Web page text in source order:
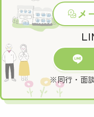
メ
※同行・面